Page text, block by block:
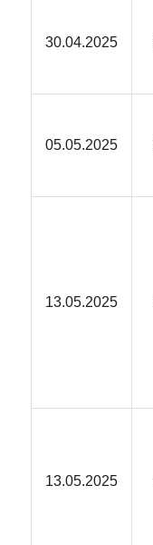
30.04.2025
05.05.2025
13.05.2025
13.05.2025